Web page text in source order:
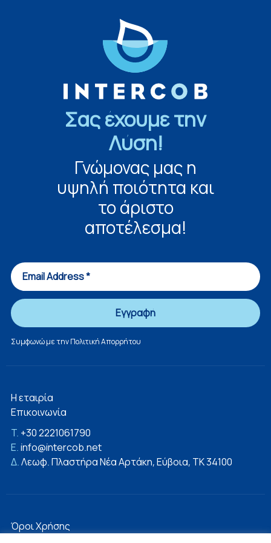
Σας έχουμε την
Λύση!
Γνώμονας μας η
υψηλή ποιότητα και
το άριστο
αποτέλεσμα!
Συμφωνώ με τηνΠολιτική Απορρήτου
Η εταιρία
Επικοινωνία
T. +30 2221061790
E.info@intercob.net
Δ.Λεωφ. Πλαστήρα Νέα Αρτάκη, Εύβοια, ΤΚ 34100
Όροι Χρήσης